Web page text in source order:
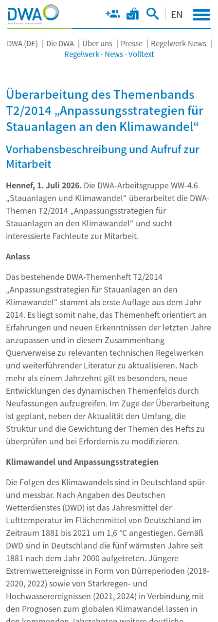
EN
DWA (DE) Die DWA Über uns Presse
Regelwerk-News
Regelwerk - News - Volltext
Überarbeitung des Themenbands
T2/2014 „Anpassungsstrategien für
Stauanlagen an den Klimawandel“
Vorhabensbeschreibung und Aufruf zur
Mitarbeit
Hennef, 1. Juli 2026. Die DWA-Arbeitsgruppe WW-4.6
„Stauanlagen und Klimawandel“ überarbeitet die DWA-
Themen T2/2014 „Anpassungsstrategien für
Stauanlagen an den Klimawandel“ und sucht
interessierte Fachleute zur Mitarbeit.
Anlass
Das bestehende DWA-Themenheft T2/2014
„Anpassungsstrategien für Stauanlagen an den
Klimawandel“ stammt als erste Auflage aus dem Jahr
2014. Es liegt somit nahe, das Themenheft orientiert an
Erfahrungen und neuen Erkenntnissen der letzten Jahre
anzupassen und in diesem Zusammenhang
Querverweise zu relevanten technischen Regelwerken
und weiterführender Literatur zu aktualisieren. Nach
mehr als einem Jahrzehnt gilt es besonders, neue
Entwicklungen des dynamischen Themenfelds durch
Neufassungen aufzugreifen. Im Zuge der Überarbeitung
ist geplant, neben der Aktualität den Umfang, die
Struktur und die Gewichtung der Themen des Hefts zu
überprüfen und bei Erfordernis zu modifizieren.
Klimawandel und Anpassungsstrategien
Die Folgen des Klimawandels sind in Deutschland spür-
und messbar. Nach Angaben des Deutschen
Wetterdienstes (DWD) ist das Jahresmittel der
Lufttemperatur im Flächenmittel von Deutschland im
Zeitraum 1881 bis 2021 um 1,6 °C angestiegen. Gemäß
DWD sind in Deutschland die fünf wärmsten Jahre seit
1881 nach dem Jahr 2000 aufgetreten. Jüngere
Extremwettereignisse in Form von Dürreperioden (2018-
2020, 2022) sowie von Starkregen- und
Hochwasserereignissen (2021, 2024) in Verbindung mit
den Prognosen zum globalen Klimawandel lassen in